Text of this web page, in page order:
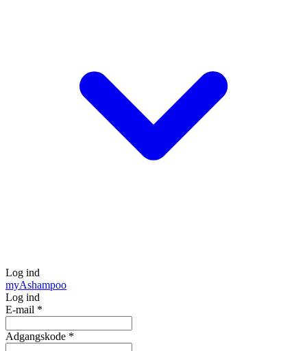
Log ind
myAshampoo
Log ind
E-mail *
Adgangskode *